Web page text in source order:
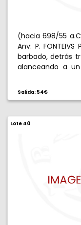
(hacia 698/55
Anv: P.
barbado, detrás
alanceando a
oval en campo
Salida: 54€
Lote 40